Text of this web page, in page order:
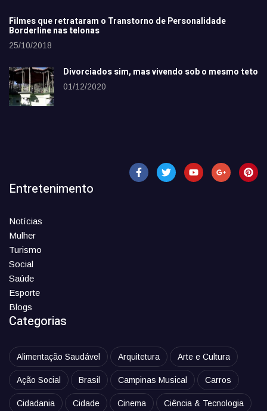
Filmes que retrataram o Transtorno de Personalidade
Borderline nas telonas
25/10/2018
Divorciados sim, mas vivendo sob o mesmo teto
01/12/2020
Entretenimento
Notícias
Mulher
Turismo
Social
Saúde
Esporte
Blogs
Categorias
Alimentação Saudável Arquitetura Arte e Cultura
Ação Social Brasil Campinas Musical Carros
Cidadania Cidade Cinema Ciência & Tecnologia